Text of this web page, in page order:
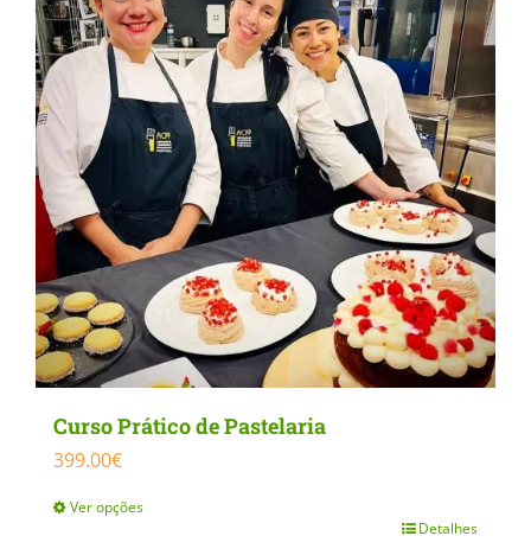
Curso Prático de Pastelaria
399.00€
Ver opções
Detalhes